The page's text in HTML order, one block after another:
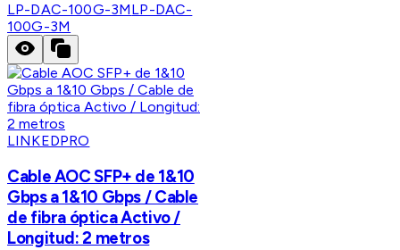
LP-DAC-100G-3MLP-DAC-
100G-3M
LINKEDPRO
Cable AOC SFP+ de 1&10
Gbps a 1&10 Gbps / Cable
de fibra óptica Activo /
Longitud: 2 metros